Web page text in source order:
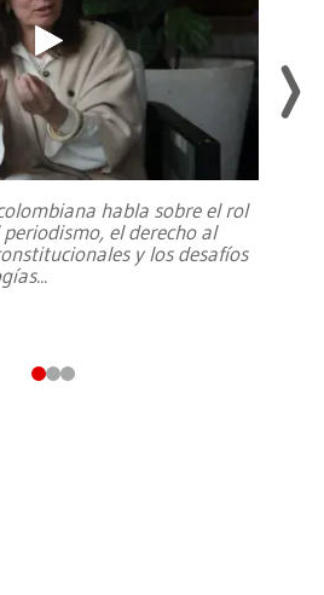
habla sobre el rol
el derecho al
y los desafíos
...